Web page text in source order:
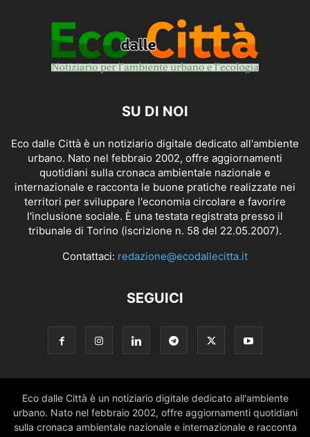
SU DI NOI
Eco dalle Città è un notiziario digitale dedicato all'ambiente
urbano. Nato nel febbraio 2002, offre aggiornamenti
quotidiani sulla cronaca ambientale nazionale e
internazionale e racconta le buone pratiche realizzate nei
territori per sviluppare l'economia circolare e favorire
l'inclusione sociale. È una testata registrata presso il
tribunale di Torino (iscrizione n. 58 del 22.05.2007).
Contattaci: redazione@ecodallecitta.it
SEGUICI
Eco dalle Città è un notiziario digitale dedicato all'ambiente
urbano. Nato nel febbraio 2002, offre aggiornamenti quotidiani
sulla cronaca ambientale nazionale e internazionale e racconta